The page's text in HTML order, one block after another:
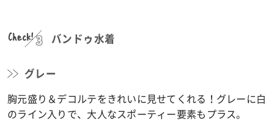
Check! バンドゥ水着
グレー
胸元盛り＆デコルテをきれいに見せてくれる！グレーに白
のライン入りで、大人なスポーティー要素もプラス。